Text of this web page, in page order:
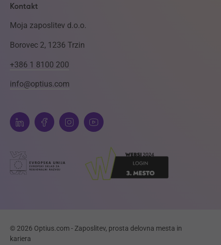
Kontakt
Moja zaposlitev d.o.o.
Borovec 2, 1236 Trzin
+386 1 8100 200
info@optius.com
© 2026 Optius.com - Zaposlitev, prosta delovna mesta in
kariera